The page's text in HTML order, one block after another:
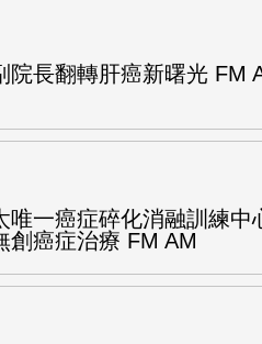
院長翻轉肝癌新曙光 FM
唯一癌症碎化消融訓練中
創癌症治療 FM AM